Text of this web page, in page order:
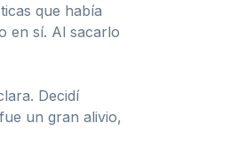
que había
en sí. Al sacarlo
Decidí
un gran alivio,